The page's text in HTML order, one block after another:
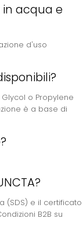
in acqua e
d'uso
o Propylene
è a base di
(SDS) e il certificato
B2B su